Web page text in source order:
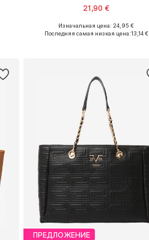
21,90 €
Доступные размеры: One Size
Изначальная цена: 24,95 €
Последняя самая низкая цена:13,14 €
ПРЕДЛОЖЕНИЕ